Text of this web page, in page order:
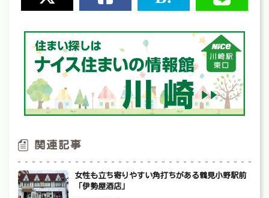
関連記事
女性も立ち寄りやすい角打ちがある鶴見小野駅前
「伊勢屋酒店」